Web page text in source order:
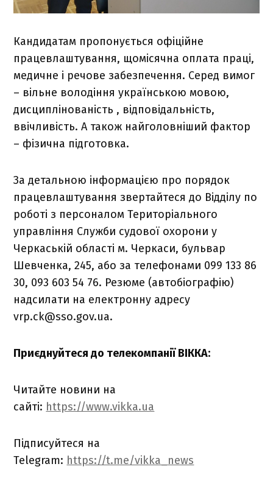
Кандидатам пропонується офіційне
працевлаштування, щомісячна оплата праці,
медичне і речове забезпечення. Серед вимог
– вільне володіння українською мовою,
дисциплінованість , відповідальність,
ввічливість. А також найголовніший фактор
– фізична підготовка.
За детальною інформацією про порядок
працевлаштування звертайтеся до Відділу по
роботі з персоналом Територіального
управління Служби судової охорони у
Черкаській області м. Черкаси, бульвар
Шевченка, 245, або за телефонами 099 133 86
30, 093 603 54 76. Резюме (автобіографію)
надсилати на електронну адресу
vrp.ck@sso.gov.ua.
Приєднуйтеся до телекомпанії ВІККА:
Читайте новини на
сайті: https://www.vikka.ua
Підписуйтеся на
Telegram: https://t.me/vikka_news